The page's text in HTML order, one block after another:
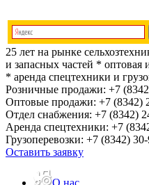
25 лет на рынке
и запасных частей * оптовая
* аренда спецтехники и
Розничные продажи: +7
Оптовые продажи: +7 (8342)
Отдел снабжения: +7 (8342)
Аренда спецтехники: +7
Грузоперевозки: +7 (8342)
Оставить заявку
О нас